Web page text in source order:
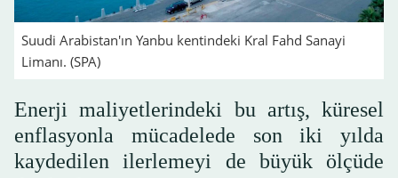
Suudi Arabistan'ın Yanbu kentindeki Kral Fahd Sanayi
Limanı. (SPA)
Enerji maliyetlerindeki bu artış, küresel
enflasyonla mücadelede son iki yılda
kaydedilen ilerlemeyi de büyük ölçüde